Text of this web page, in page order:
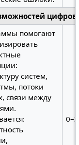
помогают
систем,
потоки
связи между
0–3